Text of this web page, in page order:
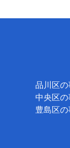
品川区
中央区
豊島区